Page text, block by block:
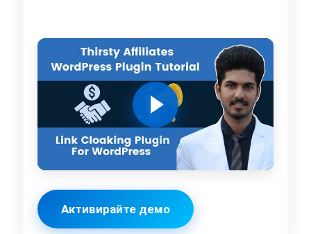
Активирайте демо